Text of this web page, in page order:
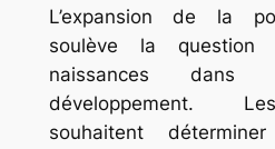
L’expansion de la
soulève la
naissances
développement.
souhaitent